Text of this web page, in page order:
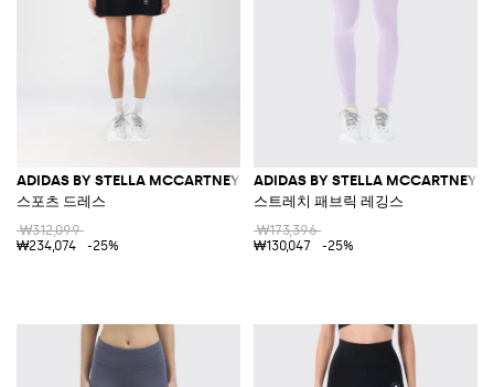
ADIDAS BY STELLA MCCARTNEY
스포츠 드레스
₩312,099
₩234,074
-25%
ADIDAS BY STELLA MCCARTNEY
스트레치 패브릭 레깅스
₩173,396
₩130,047
-25%